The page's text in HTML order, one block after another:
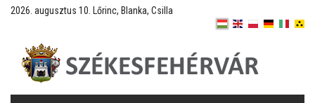
2026. augusztus 10. Lőrinc, Blanka, Csilla